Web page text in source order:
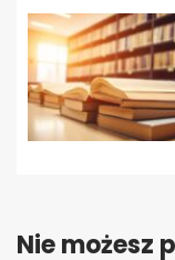
Nie możesz